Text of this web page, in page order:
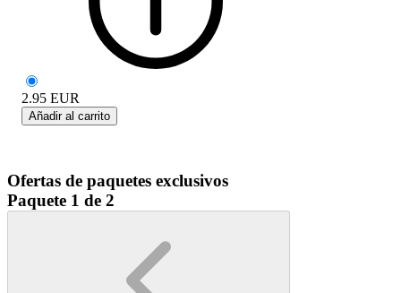
2.95 EUR
Añadir al carrito
Ofertas de paquetes exclusivos
Paquete 1 de 2